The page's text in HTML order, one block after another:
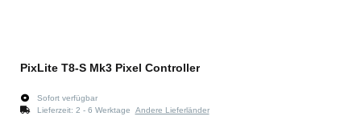
PixLite T8-S Mk3 Pixel Controller
Sofort verfügbar
Lieferzeit: 2 - 6 Werktage Andere Lieferländer